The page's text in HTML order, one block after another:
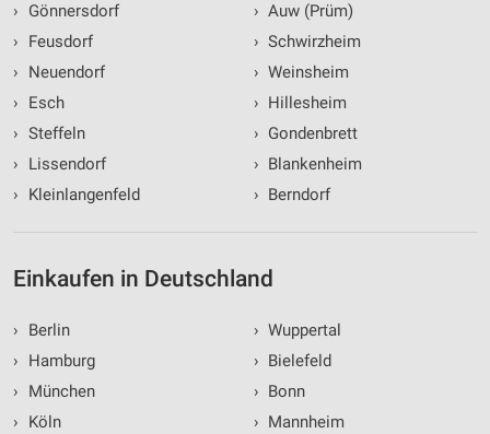
›
Gönnersdorf
›
Feusdorf
›
Neuendorf
›
Esch
› Steffeln
›
Lissendorf
›
Kleinlangenfeld
› Auw (Prüm)
› Schwirzheim
› Weinsheim
› Hillesheim
› Gondenbrett
› Blankenheim
› Berndorf
Einkaufen in Deutschland
›
Berlin
›
Hamburg
›
München
›
Köln
› Wuppertal
› Bielefeld
› Bonn
› Mannheim